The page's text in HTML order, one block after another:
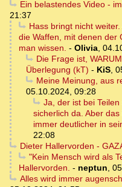
Ein belastendes Video -
21:37
Hass bringt nicht
die Waffen, mit denen der
man wissen. - Olivia,
Die Frage ist,
Überlegung (kT) - KiS,
Meine Meinung, aus
05.10.2024, 09:28
Ja, der ist bei
sicherlich da. Aber
immer deutlicher in
22:08
Dieter Hallervorden -
"Kein Mensch wird als
Hallervorden. - neptun,
Alles wird immer